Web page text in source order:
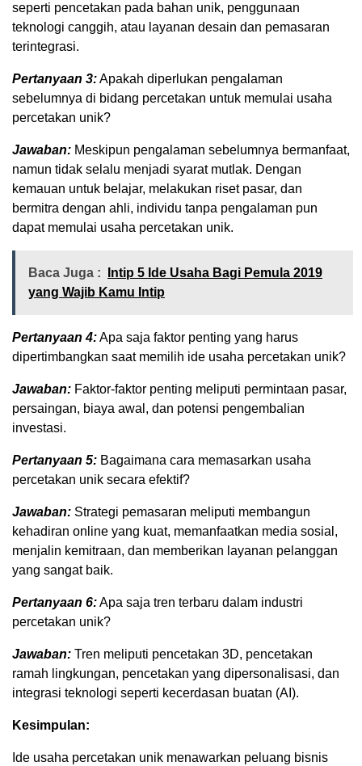
seperti pencetakan pada bahan unik, penggunaan
teknologi canggih, atau layanan desain dan pemasaran
terintegrasi.
Pertanyaan 3:Apakah diperlukan pengalaman
sebelumnya di bidang percetakan untuk memulai usaha
percetakan unik?
Jawaban: Meskipun pengalaman sebelumnya bermanfaat,
namun tidak selalu menjadi syarat mutlak. Dengan
kemauan untuk belajar, melakukan riset pasar, dan
bermitra dengan ahli, individu tanpa pengalaman pun
dapat memulai usaha percetakan unik.
Baca Juga :
Intip 5 Ide Usaha Bagi Pemula 2019
yang Wajib Kamu Intip
Pertanyaan 4:Apa saja faktor penting yang harus
dipertimbangkan saat memilih ide usaha percetakan unik?
Jawaban: Faktor-faktor penting meliputi permintaan pasar,
persaingan, biaya awal, dan potensi pengembalian
investasi.
Pertanyaan 5: Bagaimana cara memasarkan usaha
percetakan unik secara efektif?
Jawaban: Strategi pemasaran meliputi membangun
kehadiran online yang kuat, memanfaatkan media sosial,
menjalin kemitraan, dan memberikan layanan pelanggan
yang sangat baik.
Pertanyaan 6:Apa saja tren terbaru dalam industri
percetakan unik?
Jawaban: Tren meliputi pencetakan 3D, pencetakan
ramah lingkungan, pencetakan yang dipersonalisasi, dan
integrasi teknologi seperti kecerdasan buatan (AI).
Kesimpulan:
Ide usaha percetakan unik menawarkan peluang bisnis